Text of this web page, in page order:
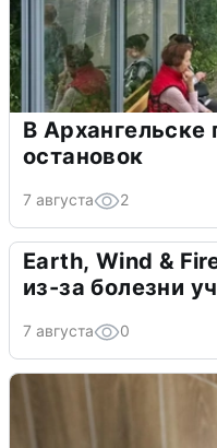
В Архангельске
остановок
7 августа 2
Earth, Wind &
из-за болезни
7 августа 0